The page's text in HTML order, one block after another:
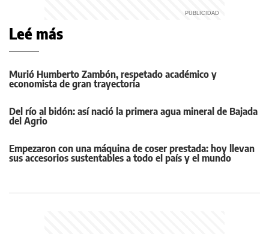
Leé más
Murió Humberto Zambón, respetado académico y
economista de gran trayectoria
Del río al bidón: así nació la primera agua mineral de Bajada
del Agrio
Empezaron con una máquina de coser prestada: hoy llevan
sus accesorios sustentables a todo el país y el mundo